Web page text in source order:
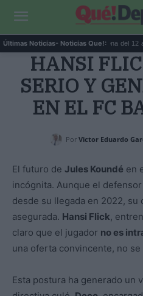
Últimas Noticias- Noticias Que!:
Eclipse solar en Cariñena del 12
HANSI
SERIO Y
EN EL FC
Por Victor Eduardo
El futuro de Jules Koundé en
incógnita. Aunque el
desde su llegada en 2022, su
asegurada. Hansi Flick,
claro que el jugador no es
una oferta convincente, no se
Esta postura ha generado un